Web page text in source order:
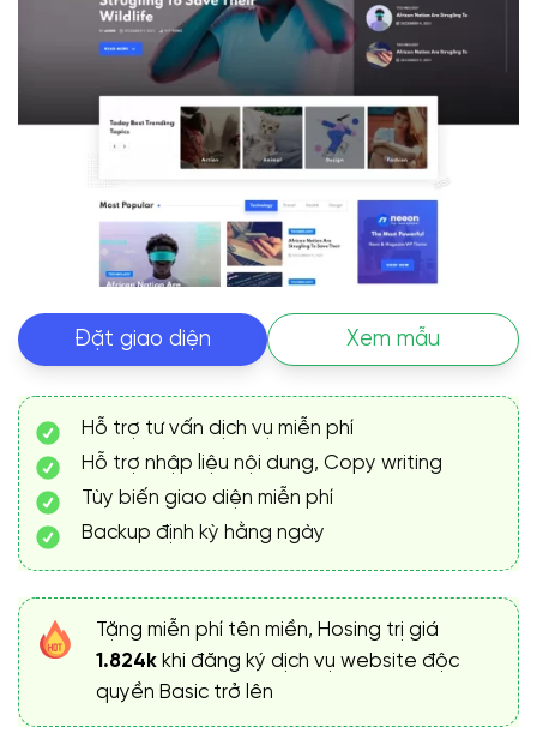
Đặt giao diện Xem mẫu
Hỗ trợ tư vấn dịch vụ miễn phí
Hỗ trợ nhập liệu nội dung, Copy writing
Tùy biến giao diện miễn phí
Backup định kỳ hằng ngày
Tặng miễn phí tên miền, Hosing trị giá
1.824k khi đăng ký dịch vụ website độc
quyền Basic trở lên